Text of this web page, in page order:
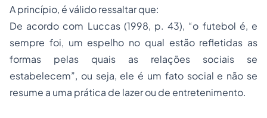
A princípio, é válido ressaltar que:
De acordo com Luccas (1998, p. 43), “o futebol é, e
sempre foi, um espelho no qual estão refletidas as
formas pelas quais as relações sociais se
estabelecem”, ou seja, ele é um fato social e não se
resume a uma prática de lazer ou de entretenimento.